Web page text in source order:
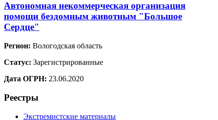
Автономная некоммерческая организация
помощи бездомным животным "Большое
Сердце"
Регион: Вологодская область
Статус: Зарегистрированные
Дата ОГРН: 23.06.2020
Реестры
Экстремистские материалы